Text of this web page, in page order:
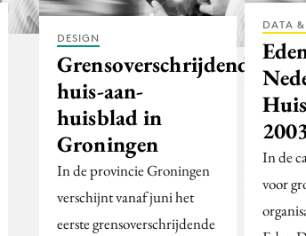
DESIGN
Grensoverschrijdend
huis-aan-
huisblad in
Groningen
In de provincie Groningen
verschijnt vanaf juni het
eerste grensoverschrijdende
DATA &
In de
voor